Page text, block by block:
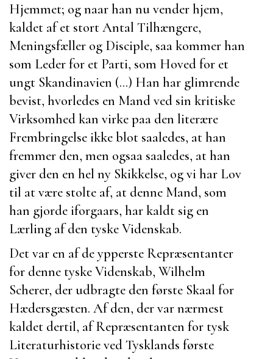
Hjemmet; og naar han nu vender hjem,
kaldet af et stort Antal Tilhængere,
Meningsfæller og Disciple, saa kommer han
som Leder for et Parti, som Hoved for et
ungt Skandinavien (...) Han har glimrende
bevist, hvorledes en Mand ved sin kritiske
Virksomhed kan virke paa den literære
Frembringelse ikke blot saaledes, at han
fremmer den, men ogsaa saaledes, at han
giver den en hel ny Skikkelse, og vi har Lov
til at være stolte af, at denne Mand, som
han gjorde iforgaars, har kaldt sig en
Lærling af den tyske Videnskab.
Det var en af de ypperste Repræsentanter
for denne tyske Videnskab, Wilhelm
Scherer, der udbragte den første Skaal for
Hædersgæsten. Af den, der var nærmest
kaldet dertil, af Repræsentanten for tysk
Literaturhistorie ved Tysklands første